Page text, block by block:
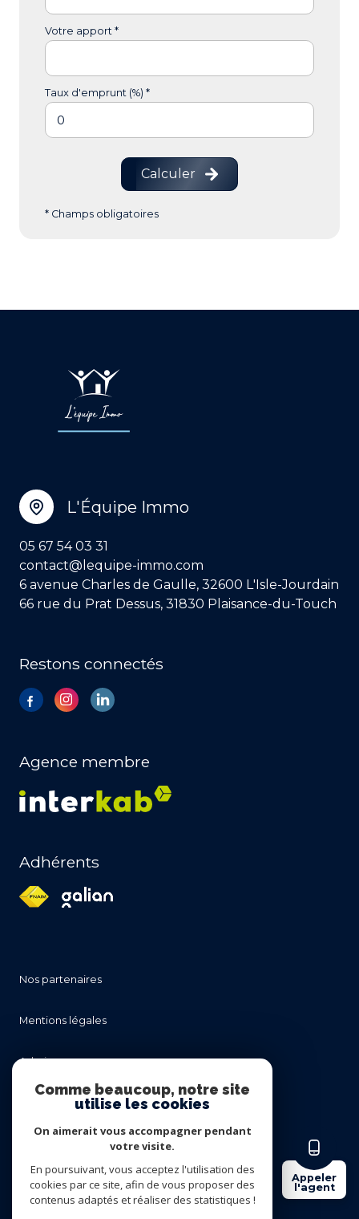
Appeler
l'agent
Votre apport *
Taux d'emprunt (%) *
Calculer
* Champs obligatoires
L'Équipe Immo
05 67 54 03 31
contact@lequipe-immo.com
6 avenue Charles de Gaulle, 32600 L'Isle-Jourdain
66 rue du Prat Dessus, 31830 Plaisance-du-Touch
Restons connectés
Agence membre
Adhérents
nos partenaires
mentions légales
admin
nos honoraires
cookies
Comme beaucoup, notre site
utilise les cookies
On aimerait vous accompagner pendant
votre visite.
En poursuivant, vous acceptez l'utilisation des
cookies par ce site, afin de vous proposer des
contenus adaptés et réaliser des statistiques !